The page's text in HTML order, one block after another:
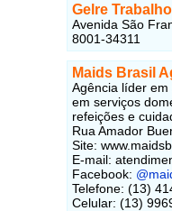
Gelre
Avenida São
8001-34311
Maids Brasil
Agência líder
em serviços
refeições e
Rua Amador
Site:
E-mail:
Facebook:
Telefone: (13)
Celular: (13)